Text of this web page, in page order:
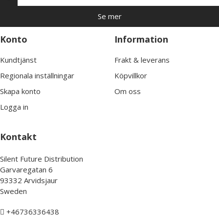
Se mer
Konto
Kundtjänst
Regionala inställningar
Skapa konto
Logga in
Information
Frakt & leverans
Köpvillkor
Om oss
Kontakt
Silent Future Distribution
Garvaregatan 6
93332 Arvidsjaur
Sweden
+46736336438